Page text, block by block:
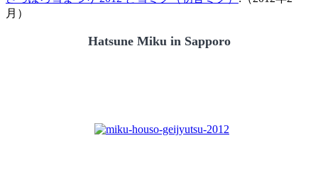
月）
Hatsune Miku in Sapporo